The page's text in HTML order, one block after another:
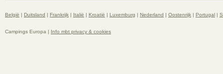
België | Duitsland | Frankrijk | Italië | Kroatië | Luxemburg | Nederland | Oostenrijk | Portugal |
Campings Europa | Info mbt privacy & cookies